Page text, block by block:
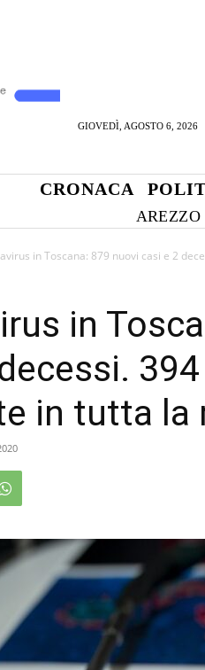
GIOVEDÌ, AGOSTO 6, 2026
CRONACA
AREZZO
in Toscana: 879 nuovi casi e 2
in
in tutta la